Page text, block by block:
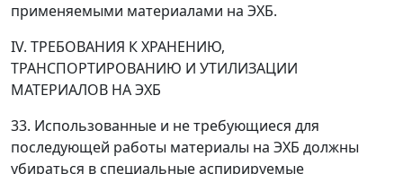
применяемыми материалами на ЭХБ.
IV. ТРЕБОВАНИЯ К ХРАНЕНИЮ,
ТРАНСПОРТИРОВАНИЮ И УТИЛИЗАЦИИ
МАТЕРИАЛОВ НА ЭХБ
33. Использованные и не требующиеся для
последующей работы материалы на ЭХБ должны
убираться в специальные аспирируемые